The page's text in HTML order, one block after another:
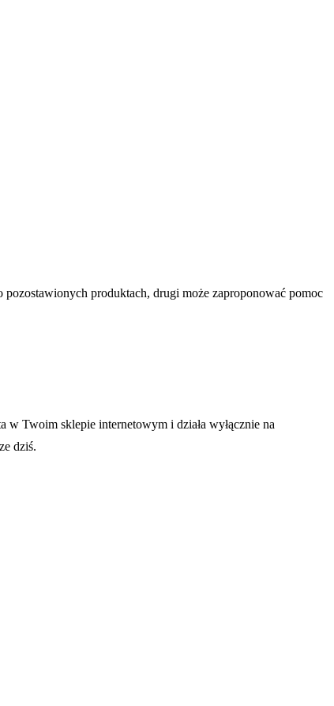
produktach, drugi może zaproponować pomoc
Twoim sklepie internetowym i działa wyłącznie na
dziś.